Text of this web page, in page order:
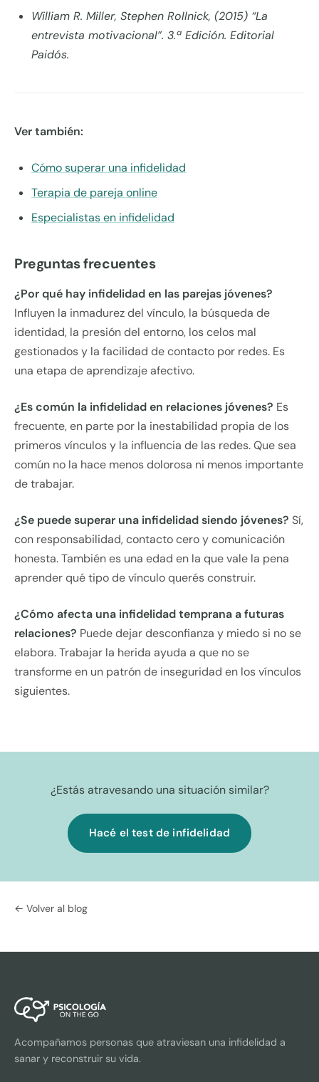
William R. Miller, Stephen Rollnick, (2015) “La
entrevista motivacional”. 3.ª Edición. Editorial
Paidós.
Ver también:
Cómo superar una infidelidad
Terapia de pareja online
Especialistas en infidelidad
Preguntas frecuentes
¿Por qué hay infidelidad en las parejas jóvenes?
Influyen la inmadurez del vínculo, la búsqueda de
identidad, la presión del entorno, los celos mal
gestionados y la facilidad de contacto por redes. Es
una etapa de aprendizaje afectivo.
¿Es común la infidelidad en relaciones jóvenes? Es
frecuente, en parte por la inestabilidad propia de los
primeros vínculos y la influencia de las redes. Que sea
común no la hace menos dolorosa ni menos importante
de trabajar.
¿Se puede superar una infidelidad siendo jóvenes? Sí,
con responsabilidad, contacto cero y comunicación
honesta. También es una edad en la que vale la pena
aprender qué tipo de vínculo querés construir.
¿Cómo afecta una infidelidad temprana a futuras
relaciones? Puede dejar desconfianza y miedo si no se
elabora. Trabajar la herida ayuda a que no se
transforme en un patrón de inseguridad en los vínculos
siguientes.
¿Estás atravesando una situación similar?
Hacé el test de infidelidad
← Volver al blog
Acompañamos personas que atraviesan una infidelidad a
sanar y reconstruir su vida.